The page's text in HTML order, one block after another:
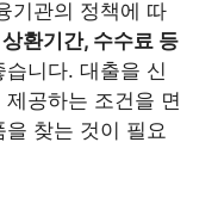
기관의 정책에 따
환기간, 수수료 등
니다. 대출을 신
공하는 조건을 면
찾는 것이 필요